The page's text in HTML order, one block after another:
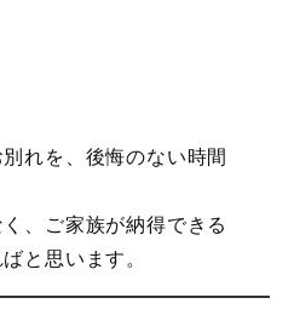
れを、後悔のない時間
、ご家族が納得できる
と思います。